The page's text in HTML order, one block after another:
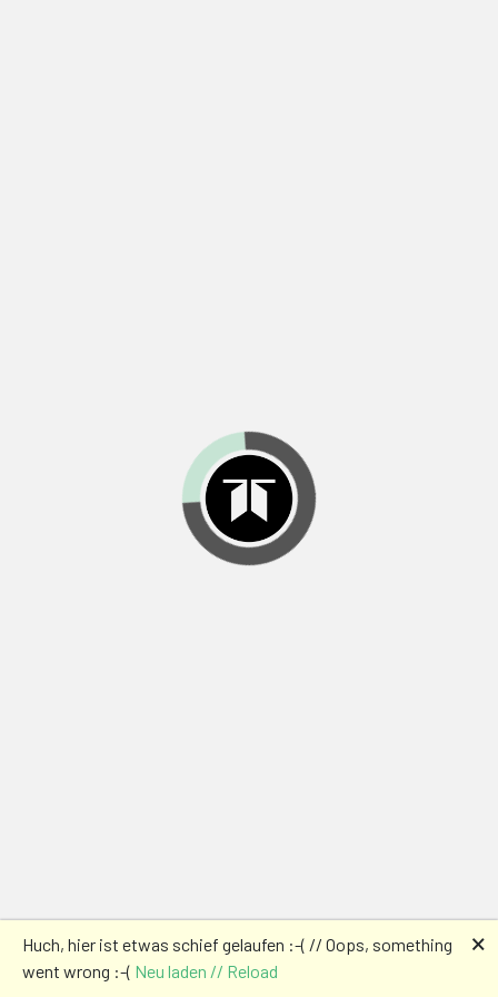
Huch, hier ist etwas schief gelaufen :-( // Oops, something
went wrong :-( Neu laden // Reload
🗙